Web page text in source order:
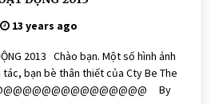
13 years ago
2013 Chào bạn. Một số hình ảnh
bạn bè thân thiết của Cty Be The
By